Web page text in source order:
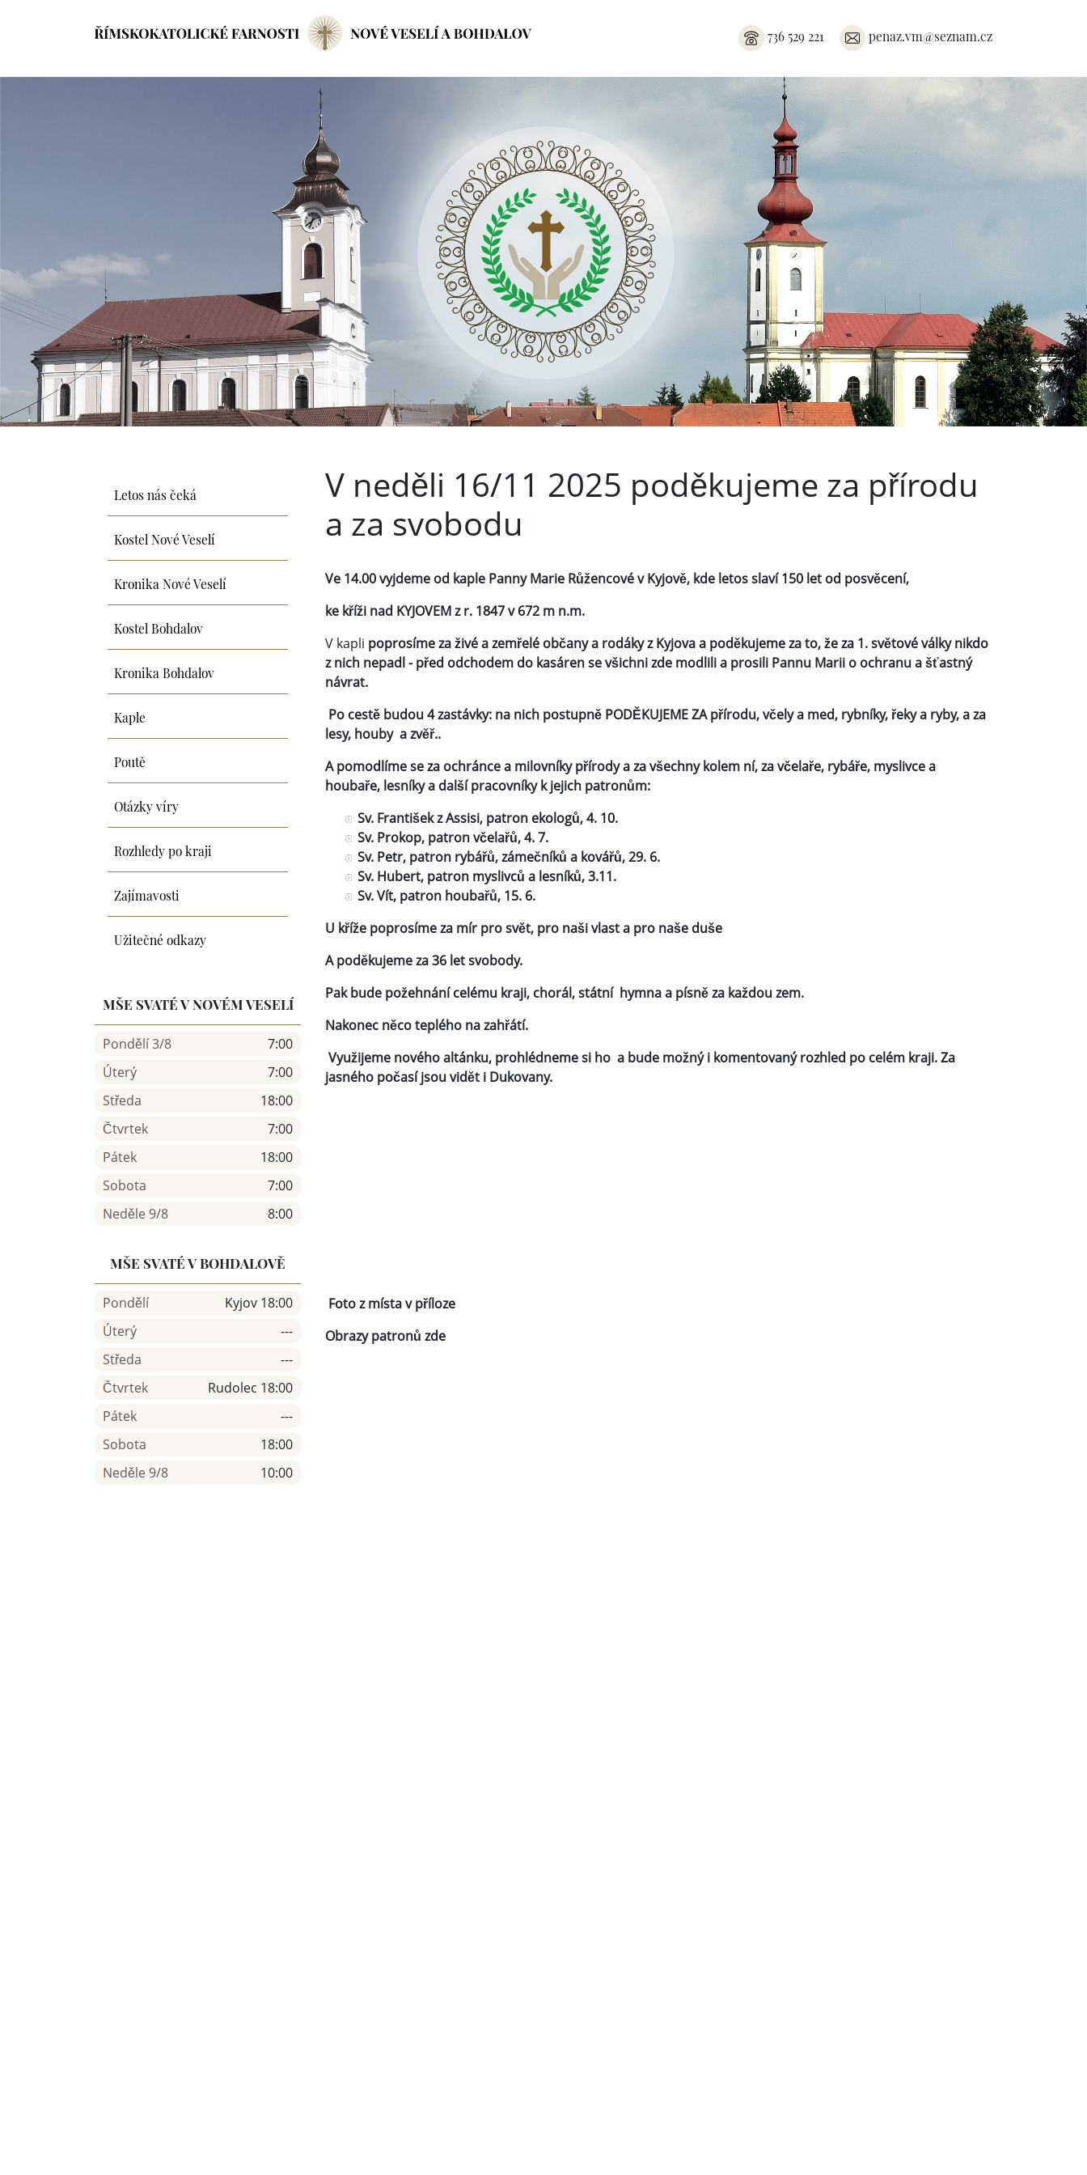
736 529 221 penaz.vm@seznam.cz
Letos nás čeká
Kostel Nové Veselí
Kronika Nové Veselí
Kostel Bohdalov
Kronika Bohdalov
Kaple
Poutě
Otázky víry
Rozhledy po kraji
Zajímavosti
Užitečné odkazy
MŠE SVATÉ V NOVÉM VESELÍ
Pondělí 3/8
7:00
Úterý
7:00
Středa
18:00
Čtvrtek
7:00
Pátek
18:00
Sobota
7:00
Neděle 9/8
8:00
MŠE SVATÉ V BOHDALOVĚ
Pondělí
Kyjov 18:00
Úterý
---
Středa
---
Čtvrtek
Rudolec 18:00
Pátek
---
Sobota
18:00
Neděle 9/8
10:00
V neděli 16/11 2025 poděkujeme za přírodu
a za svobodu
Ve 14.00 vyjdeme od kaple Panny Marie Růžencové v Kyjově, kde letos slaví 150 let od posvěcení,
ke kříži nad KYJOVEMz r. 1847 v 672 m n.m.
V kapli poprosíme za živé a zemřelé občany a rodáky z Kyjova a poděkujeme za to, že za 1. světové války nikdo
z nich nepadl - před odchodem do kasáren se všichni zde modlili a prosili Pannu Marii o ochranu a šťastný
návrat.
Po cestě budou 4 zastávky: na nich postupně PODĚKUJEME ZA přírodu, včely a med, rybníky, řeky a ryby, a za
lesy, houby a zvěř..
A pomodlíme se za ochránce a milovníky přírody a za všechny kolem ní, za včelaře, rybáře, myslivce a
houbaře, lesníky a další pracovníky k jejich patronům:
Sv. František z Assisi, patron ekologů, 4. 10.
Sv. Prokop, patron včelařů, 4. 7.
Sv. Petr, patron rybářů, zámečníků a kovářů, 29. 6.
Sv. Hubert, patron myslivců a lesníků, 3.11.
Sv. Vít, patron houbařů, 15. 6.
U kříže poprosíme za mír pro svět, pro naši vlast a pro naše duše
A poděkujeme za 36 let svobody.
Pak bude požehnání celému kraji, chorál, státní hymna a písně za každou zem.
Nakonec něco teplého na zahřátí.
Využijeme nového altánku, prohlédneme si ho a bude možný i komentovaný rozhled po celém kraji. Za
jasného počasí jsou vidět i Dukovany.
Foto z místa v příloze
Obrazy patronů zde